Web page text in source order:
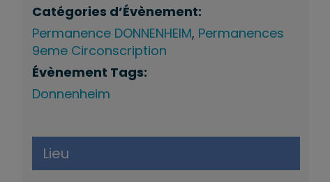
Catégories d’Évènement:
Permanence DONNENHEIM, Permanences
9eme Circonscription
Évènement Tags:
Donnenheim
Lieu